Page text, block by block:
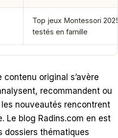
Top jeux Montessori
testés en famille
original s’avère
recommandent ou
nouveautés rencontrent
Le blog Radins.com en est
dossiers thématiques